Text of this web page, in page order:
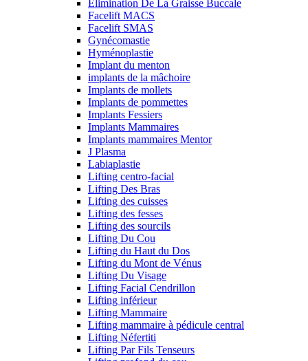
Élimination De La Graisse Buccale
Facelift MACS
Facelift SMAS
Gynécomastie
Hyménoplastie
Implant du menton
implants de la mâchoire
Implants de mollets
Implants de pommettes
Implants Fessiers
Implants Mammaires
Implants mammaires Mentor
J Plasma
Labiaplastie
Lifting centro-facial
Lifting Des Bras
Lifting des cuisses
Lifting des fesses
Lifting des sourcils
Lifting Du Cou
Lifting du Haut du Dos
Lifting du Mont de Vénus
Lifting Du Visage
Lifting Facial Cendrillon
Lifting inférieur
Lifting Mammaire
Lifting mammaire à pédicule central
Lifting Néfertiti
Lifting Par Fils Tenseurs